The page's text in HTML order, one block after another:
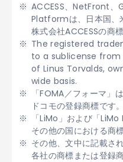
ACCESS、NetFront、
Platformは、日本国、
株式会社ACCESSの商
The registered
to a sublicense from
of Linus Torvalds,
wide basis.
「FOMA／フォーマ」
ドコモの登録商標です。
「LiMo」および「
その他の国における商
その他、文中に記載さ
各社の商標または登録商